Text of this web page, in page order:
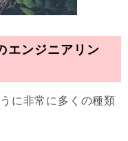
エンジニアリン
に非常に多くの種類